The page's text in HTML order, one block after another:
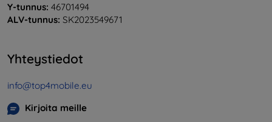
Y-tunnus: 46701494
ALV-tunnus: SK2023549671
Yhteystiedot
info@top4mobile.eu
Kirjoita meille